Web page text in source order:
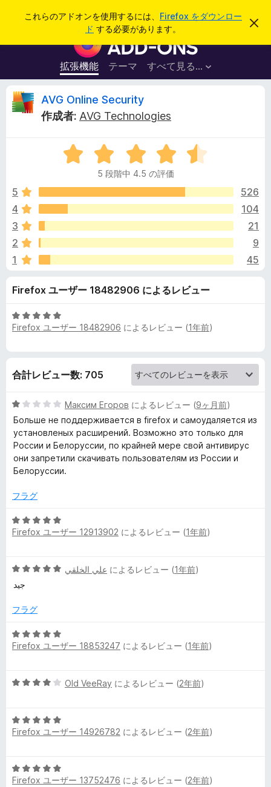
これらのアドオンを使用するには、 Firefox をダウンロー
ド する必要があります。
こ
を
F
i
r
e
f
o
x
ラ
ウ
ザ
ー
ド
オ
ン
拡張機能 テーマ すべて見る...
ログイン
A
O
n
l
n
e
S
e
c
u
r
i
t
y
レ
ビ
ュ
ー
AVG Online Security
作成者: AVG Technologies
5
段
中
.
の
価
5 段階中 4.5 の評価
5
526
4
104
3
21
2
9
1
45
Firefox ユーザー 18482906 によるレビュー
5
段
の
価
Firefox ユーザー 18482906 によるレビュー (1年前)
合計レビュー数: 705
5
段
階
中
1
の
価
Максим Егоров によるレビュー (9ヶ月前)
Больше не поддерживается в firefox и самоудаляется из
установленых расширений. Возможно это только для
России и Белоруссии, по крайней мере свой антивирус
они запретили скачивать пользователям из России и
Белоруссии.
フラグ
5
段
5
の
価
Firefox ユーザー 12913902 によるレビュー (1年前)
5
中
の
評
علي الخلقي によるレビュー (1年前)
جيد
フラグ
5
段
5
価
Firefox ユーザー 18853247 によるレビュー (1年前)
5
中
4
価
Old VeeRay によるレビュー (2年前)
5
段
5
の
Firefox ユーザー 14926782 によるレビュー (2年前)
5
段
Firefox ユーザー 13752476 によるレビュー (2年前)